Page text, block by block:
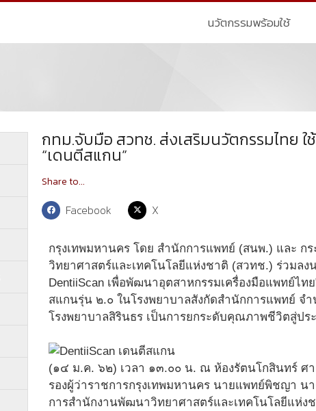
นวัตกรรมพร้อมใช้
กทม.จับมือ สวทช. ส่งเสริมนวัตกรรมไทย
“เดนตีสแกน”
Share to...
Facebook X
กรุงเทพมหานคร โดย สำนักการแพทย์ (สนพ.) และ ก
วิทยาศาสตร์และเทคโนโลยีแห่งชาติ (สวทช.) ร่วมล
DentiiScan เพื่อพัฒนาอุตสาหกรรมเครื่องมือแพทย์ไท
สแกนรุ่น ๒.๐ ในโรงพยาบาลสังกัดสำนักการแพทย์ จ
โรงพยาบาลสิรินธร เป็นการยกระดับคุณภาพชีวิตสู่ปร
(๑๔ ม.ค. ๖๒) เวลา ๑๓.๐๐ น. ณ ห้องรัตนโกสินทร์ ศ
รองผู้ว่าราชการกรุงเทพมหานคร นายแพทย์พิชญา น
การสำนักงานพัฒนาวิทยาศาสตร์และเทคโนโลยีแห่